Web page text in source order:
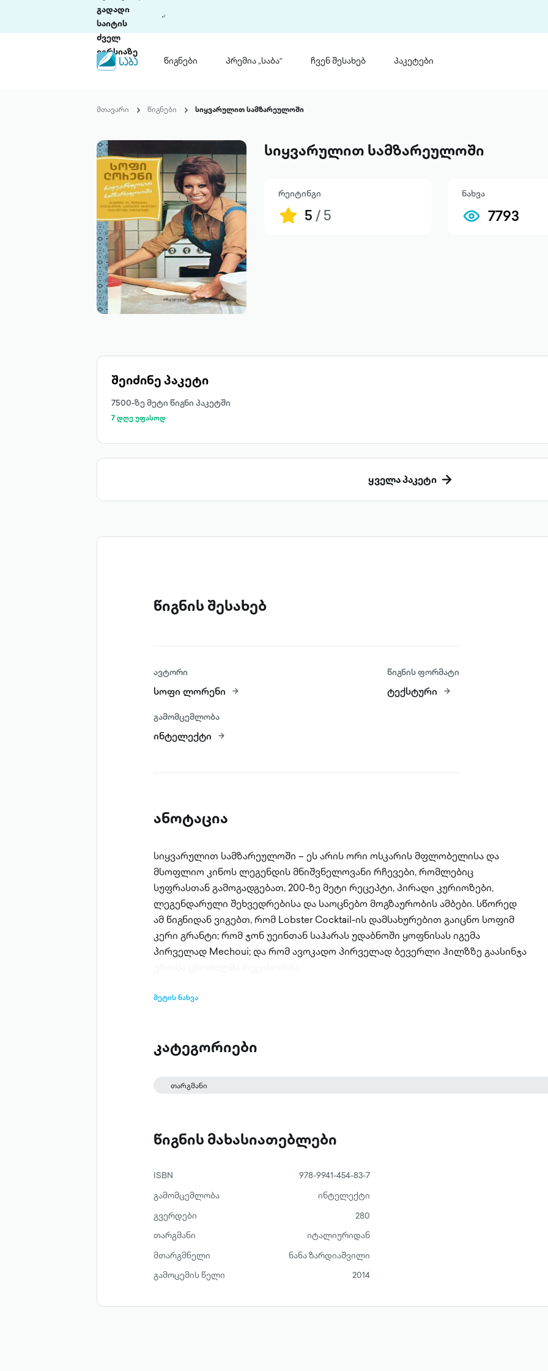
გადადი
საიტის
ძველ
ვერსიაზე
წიგნები პრემია „საბა“
ლიტერატურული პრემია „საბა“
წესდება
საკონკურსო განაცხადი
ჩვენ შესახებ პაკეტები
ჩვენ შესახებ
პაკეტები
მთავარი წიგნები სიყვარულით სამზარეულოში
სიყვარულით სამზარეულოში
რეიტინგი
5/ 5
ნახვა
7793
შეიძინე პაკეტი
7500-ზე მეტი წიგნი პაკეტში
7 დღე უფასოდ
ყველა პაკეტი
წიგნის შესახებ
ავტორი
სოფი ლორენი
გამომცემლობა
ინტელექტი
წიგნის ფორმატი
ტექსტური
ანოტაცია
სიყვარულით სამზარეულოში – ეს არის ორი ოსკარის მფლობელისა და
მსოფლიო კინოს ლეგენდის მნიშვნელოვანი რჩევები, რომლებიც
სუფრასთან გამოგადგებათ, 200-ზე მეტი რეცეპტი, პირადი კურიოზები,
ლეგენდარული შეხვედრებისა და საოცნებო მოგზაურობის ამბები. სწორედ
ამ წიგნიდან ვიგებთ, რომ Lobster Cocktail-ის დამსახურებით გაიცნო სოფიმ
კერი გრანტი; რომ ჯონ უეინთან საჰარას უდაბნოში ყოფნისას იგემა
პირველად Mechoui; და რომ ავოკადო პირველად ბევერლი ჰილზზე გაასინჯა
მეტის ნახვა
კატეგორიები
თარგმანი
წიგნის მახასიათებლები
ISBN
978-9941-454-83-7
გამომცემლობა
ინტელექტი
გვერდები
280
თარგმანი
იტალიურიდან
მთარგმნელი
ნანა ზარდიაშვილი
გამოცემის წელი
2014